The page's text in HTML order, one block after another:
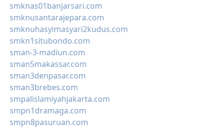
smknas01banjarsari.com
smknusantarajepara.com
smknuhasyimasyari2kudus.com
smkn1situbondo.com
sman-3-madiun.com
sman5makassar.com
sman3denpasar.com
sman3brebes.com
smpalislamiyahjakarta.com
smpn1dramaga.com
smpn8pasuruan.com